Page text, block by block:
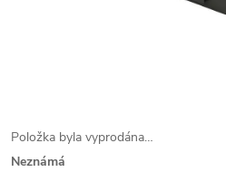
Položka byla vyprodána…
Neznámá